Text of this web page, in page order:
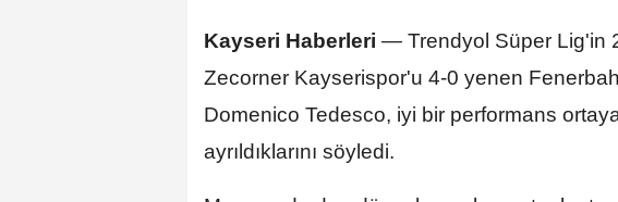
Kayseri Haberleri — Trendyol Süper Lig'in
Zecorner Kayserispor'u 4-0 yenen
Domenico Tedesco, iyi bir performans
ayrıldıklarını söyledi.